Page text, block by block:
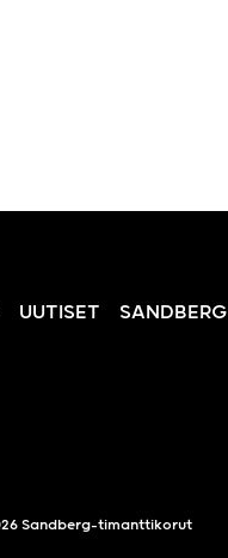
UUTISET SANDBERG
Sandberg-timanttikorut